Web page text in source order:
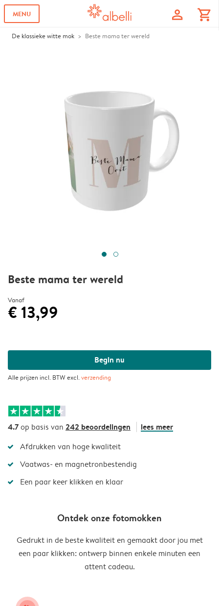
MENU profile shopping_cart
De klassieke witte mok Beste mama ter wereld
Beste mama ter wereld
Vanaf
€ 13,99
Begin nu
Alle prijzen incl. BTW excl.verzending
4.7op basis van 242 beoordelingen lees meer
Afdrukken van hoge kwaliteit
Vaatwas- en magnetronbestendig
Een paar keer klikken en klaar
Ontdek onze fotomokken
Gedrukt in de beste kwaliteit en gemaakt door jou met
een paar klikken: ontwerp binnen enkele minuten een
attent cadeau.